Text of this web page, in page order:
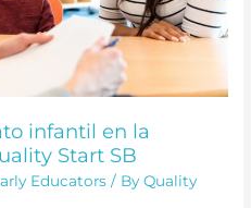
infantil en la
Start SB
Educators / ByQuality